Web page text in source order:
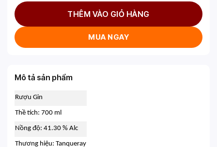
THÊM VÀO GIỎ HÀNG
MUA NGAY
Mô tả sản phẩm
Rượu Gin
Thề tích: 700 ml
Nồng độ: 41.30 % Alc
Thương hiệu: Tanqueray